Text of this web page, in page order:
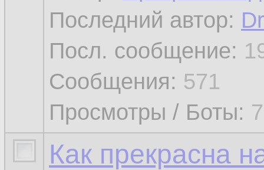
Последний автор:
Посл. сообщение:
Сообщения: 571
Просмотры / Боты:
Как прекрасна